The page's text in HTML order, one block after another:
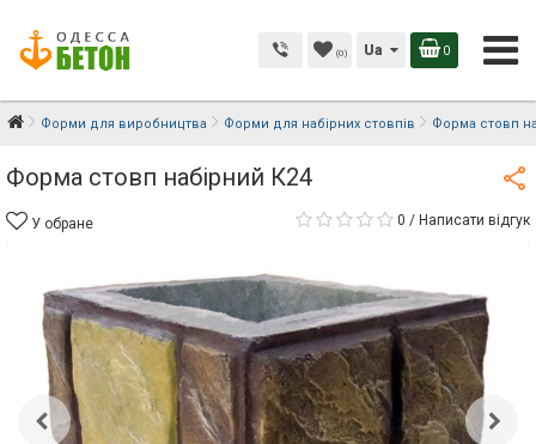
(0) Ua 0
Форми для виробництва Форми для набірних стовпів Форма cтовп
Форма cтовп набірний К24
У обране 0 / Написати відгук